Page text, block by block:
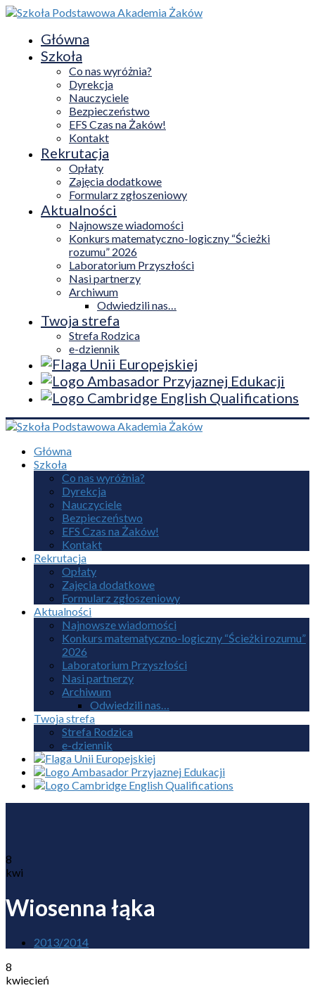
Główna
Szkoła
Co nas wyróżnia?
Dyrekcja
Nauczyciele
Bezpieczeństwo
EFS Czas na Żaków!
Kontakt
Rekrutacja
Opłaty
Zajęcia dodatkowe
Formularz zgłoszeniowy
Aktualności
Najnowsze wiadomości
Konkurs matematyczno-logiczny “Ścieżki
rozumu” 2026
Laboratorium Przyszłości
Nasi partnerzy
Archiwum
Odwiedzili nas…
Twoja strefa
Strefa Rodzica
e-dziennik
Główna
Szkoła
Co nas wyróżnia?
Dyrekcja
Nauczyciele
Bezpieczeństwo
EFS Czas na Żaków!
Kontakt
Rekrutacja
Opłaty
Zajęcia dodatkowe
Formularz zgłoszeniowy
Aktualności
Najnowsze wiadomości
Konkurs matematyczno-logiczny “Ścieżki rozumu”
2026
Laboratorium Przyszłości
Nasi partnerzy
Archiwum
Odwiedzili nas…
Twoja strefa
Strefa Rodzica
e-dziennik
8
kwi
Wiosenna łąka
2013/2014
8
kwiecień